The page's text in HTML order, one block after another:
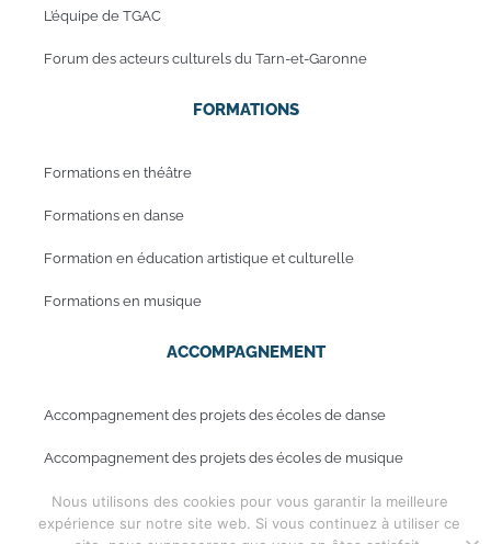
L’équipe de TGAC
Forum des acteurs culturels du Tarn-et-Garonne
FORMATIONS
Formations en théâtre
Formations en danse
Formation en éducation artistique et culturelle
Formations en musique
ACCOMPAGNEMENT
Accompagnement des projets des écoles de danse
Accompagnement des projets des écoles de musique
Mentions légales
Nous utilisons des cookies pour vous garantir la meilleure
expérience sur notre site web. Si vous continuez à utiliser ce